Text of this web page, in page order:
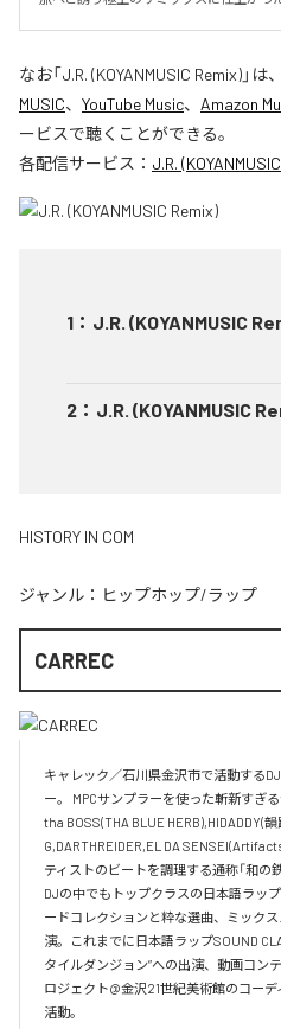
なお「J.R. (KOYANMUSIC Remix)」は、
MUSIC、 YouTube Music、 Amazon
ービスで聴くことができる。
各配信サービス： J.R.
1 ： J.R. (KOYANMUSIC
2 ： J.R. (KOYANMUSIC
HISTORY IN COM
ジャンル： ヒップホップ/ラップ
CARREC
キャレック／石川県金沢市で活動する
ー。 MPCサンプラーを使った斬新すぎ
tha BOSS(THA BLUE HERB),HIDADDY(
G,DARTHREIDER,EL DA
ティストのビートを調理する通称「和の
DJの中でもトップクラスの日本語ラッ
ードコレクションと粋な選曲、ミック
演。これまでに日本語ラップSOUND
タイルダンジョン”への出演、動画コン
ロジェクト@金沢21世紀美術館のコー
活動。